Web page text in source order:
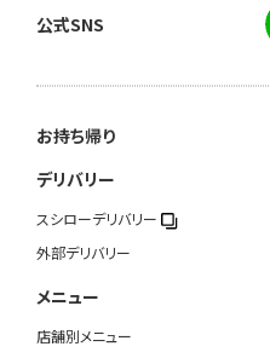
公式SNS
お持ち帰り
デリバリー
スシローデリバリー
外部デリバリー
メニュー
店舗別メニュー